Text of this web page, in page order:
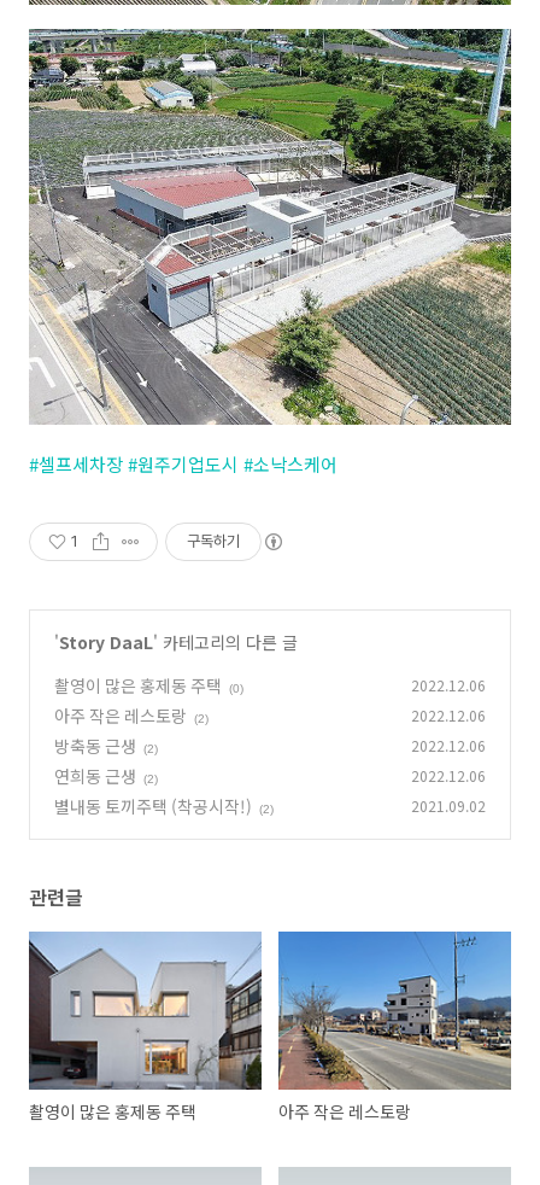
#셀프세차장#원주기업도시 #소낙스케어
1 구독하기
'Story DaaL' 카테고리의 다른 글
촬영이 많은 홍제동 주택
(0) 2022.12.06
아주 작은 레스토랑 (2) 2022.12.06
방축동 근생 (2) 2022.12.06
연희동 근생 (2) 2022.12.06
별내동 토끼주택 (착공시작!) (2) 2021.09.02
관련글
촬영이 많은 홍제동 주택 아주 작은 레스토랑